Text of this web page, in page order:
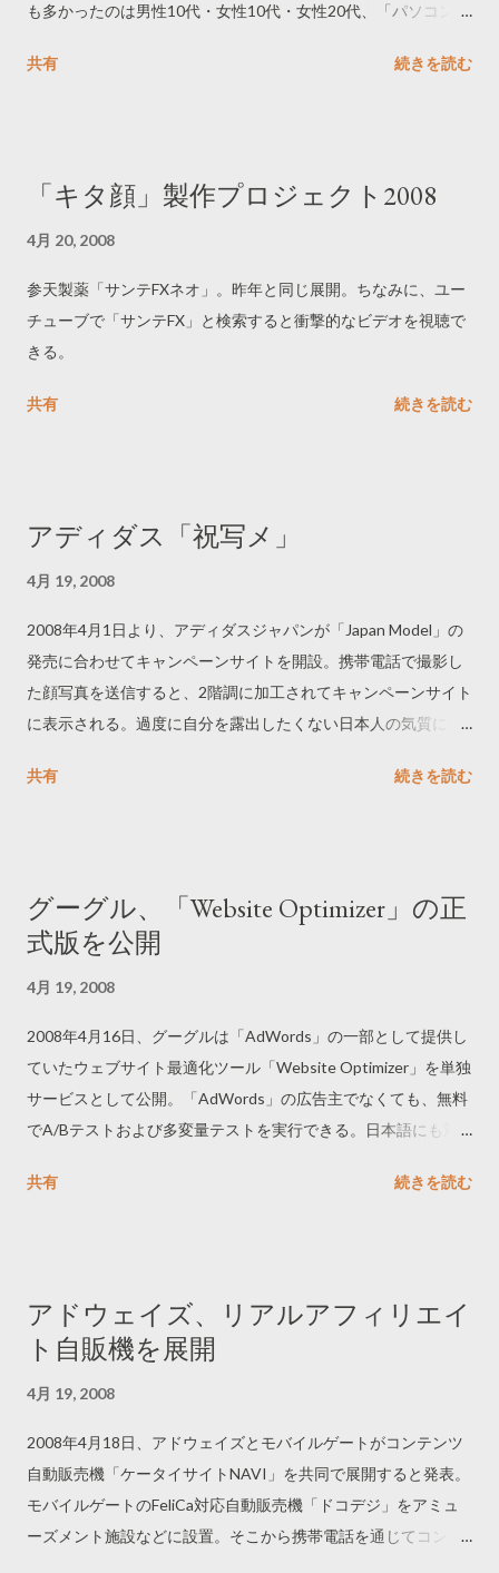
も多かったのは男性10代・女性10代・女性20代、「パソコン・
20代・男性30代。それ以外の年齢層では「テレビ」を選択する
共有 続きを読む
「キタ顔」製作プロジェクト2008
4月 20, 2008
参天製薬「サンテFXネオ」。昨年と同じ展開。ちなみに、ユー
チューブで「サンテFX」と検索すると衝撃的なビデオを視聴で
きる。
共有 続きを読む
アディダス「祝写メ」
4月 19, 2008
2008年4月1日より、アディダスジャパンが「Japan Model」の
発売に合わせてキャンペーンサイトを開設。携帯電話で撮影し
た顔写真を送信すると、2階調に加工されてキャンペーンサイト
に表示される。過度に自分を露出したくない日本人の気質にぴ
メイン名でもアクセスできる。
共有 続きを読む
グーグル、「Website Optimizer」の正
式版を公開
4月 19, 2008
2008年4月16日、グーグルは「AdWords」の一部として提供し
ていたウェブサイト最適化ツール「Website Optimizer」を単独
サービスとして公開。「AdWords」の広告主でなくても、無料
でA/Bテストおよび多変量テストを実行できる。日本語にも対
は、制御スクリプト、トラッキングスクリプト、ページセクシ
http://www.netadreport.com/google_wo_test/ --------------------
----------
共有 続きを読む
アドウェイズ、リアルアフィリエイ
ト自販機を展開
4月 19, 2008
2008年4月18日、アドウェイズとモバイルゲートがコンテンツ
自動販売機「ケータイサイトNAVI」を共同で展開すると発表。
モバイルゲートのFeliCa対応自動販売機「ドコデジ」をアミュ
ーズメント施設などに設置。そこから携帯電話を通じてコンテ